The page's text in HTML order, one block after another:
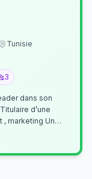
Tunisie
3
dans son
Un